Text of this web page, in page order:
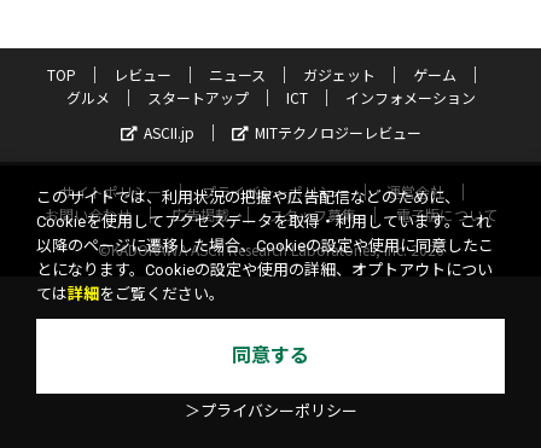
TOP レビュー ニュース ガジェット
ゲーム
グルメ
スタートアップ ICT
インフォメーション
ASCII.jp
MITテクノロジーレビュー
サイトポリシー プライバシーポリシー
運営会社
お問い合わせ
広告掲載 スタッフ募集
電子版について
©KADOKAWA ASCII Research Laboratories, Inc. 2026
このサイトでは、利用状況の把握や広告配信などのために、
Cookieを使用してアクセスデータを取得・利用しています。これ
以降のページに遷移した場合、Cookieの設定や使用に同意したこ
とになります。Cookieの設定や使用の詳細、オプトアウトについ
ては詳細 をご覧ください。
同意する
＞プライバシーポリシー